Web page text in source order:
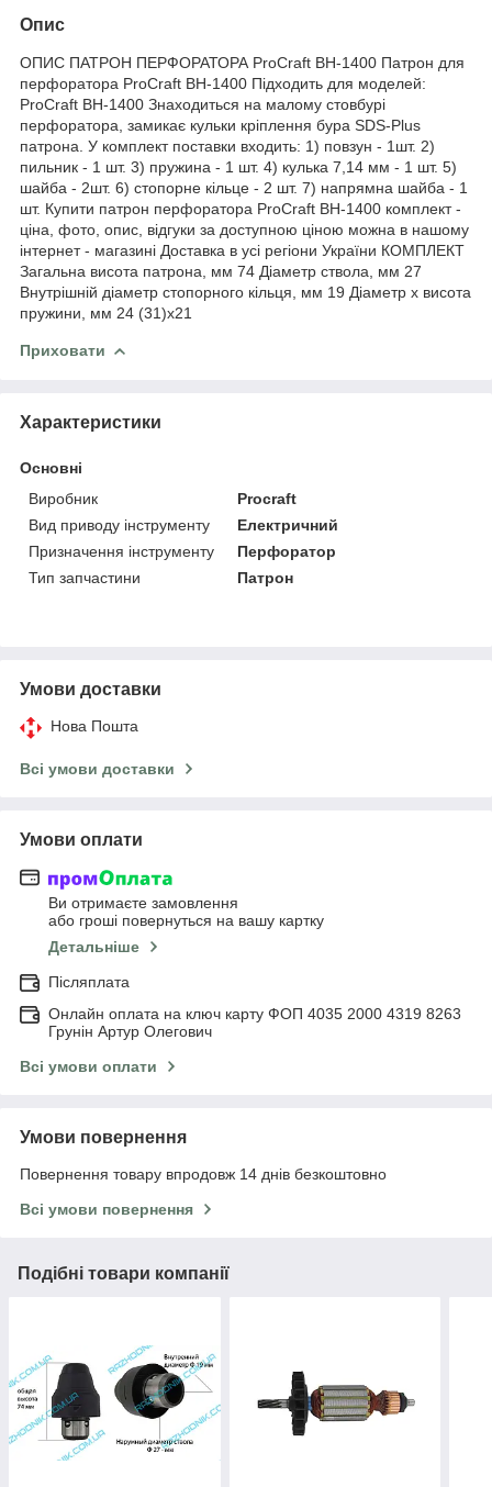
Опис
ОПИС ПАТРОН ПЕРФОРАТОРА ProCraft BH-1400 Патрон для
перфоратора ProCraft BH-1400 Підходить для моделей:
ProCraft BH-1400 Знаходиться на малому стовбурі
перфоратора, замикає кульки кріплення бура SDS-Plus
патрона. У комплект поставки входить: 1) повзун - 1шт. 2)
пильник - 1 шт. 3) пружина - 1 шт. 4) кулька 7,14 мм - 1 шт. 5)
шайба - 2шт. 6) стопорне кільце - 2 шт. 7) напрямна шайба - 1
шт. Купити патрон перфоратора ProCraft BH-1400 комплект -
ціна, фото, опис, відгуки за доступною ціною можна в нашому
інтернет - магазині Доставка в усі регіони України КОМПЛЕКТ
Загальна висота патрона, мм 74 Діаметр ствола, мм 27
Внутрішній діаметр стопорного кільця, мм 19 Діаметр х висота
пружини, мм 24 (31)х21
Приховати
Характеристики
Основні
Виробник
Procraft
Вид приводу інструменту
Електричний
Призначення інструменту
Перфоратор
Тип запчастини
Патрон
Умови доставки
Нова Пошта
Всі умови доставки
Умови оплати
Ви отримаєте замовлення
або гроші повернуться на вашу картку
Детальніше
Післяплата
Онлайн оплата на ключ карту ФОП 4035 2000 4319 8263
Грунін Артур Олегович
Всі умови оплати
Умови повернення
Повернення товару впродовж 14 днів безкоштовно
Всі умови повернення
Подібні товари компанії